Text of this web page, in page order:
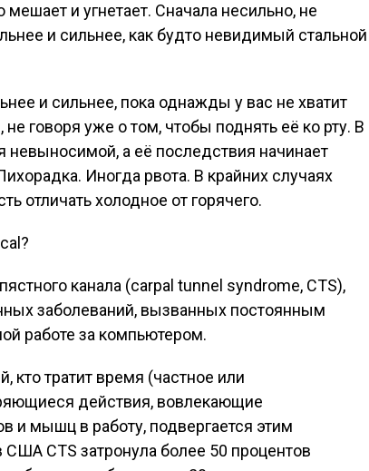
и угнетает. Сначала несильно, не
и сильнее, как будто невидимый стальной
и сильнее, пока однажды у вас не хватит
говоря уже о том, чтобы поднять её ко рту. В
невыносимой, а её последствия начинает
Иногда рвота. В крайних случаях
отличать холодное от горячего.
канала (carpal tunnel syndrome, CTS),
заболеваний, вызванных постоянным
работе за компьютером.
кто тратит время (частное или
действия, вовлекающие
и мышц в работу, подвергается этим
CTS затронула более 50 процентов